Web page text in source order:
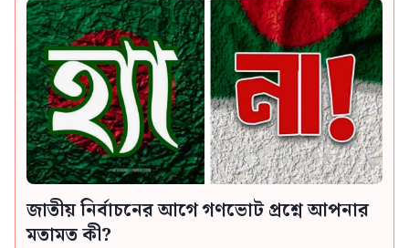
জাতীয় নির্বাচনের আগে গণভোট প্রশ্নে আপনার
মতামত কী?